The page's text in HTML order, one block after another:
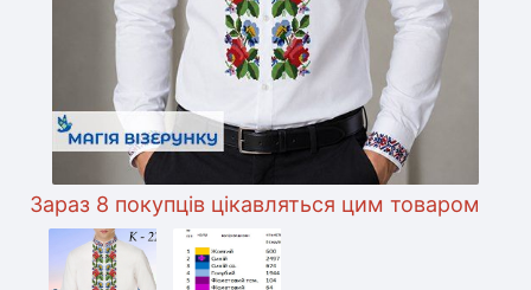
8 покупців цікавляться цим товаром